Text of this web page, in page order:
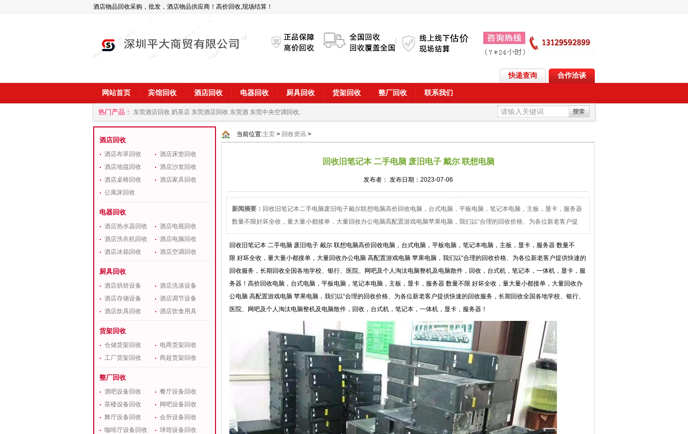
酒店物品回收采购，批发，酒店物品供应商！高价回收,现场结算！
快递查询 合作洽谈
网站首页 宾馆回收 酒店回收 电器回收 厨具回收 货架回收 整厂回收 联系我们
热门产品： 东莞酒店回收 奶茶店 东莞酒店回收 东莞酒 东莞中央空调回收,
商 深圳酒店用品回收公司
酒店回收
酒店布草回收
酒店床垫回收
酒店地毯回收
酒店沙发回收
酒店桌椅回收
酒店家具回收
公寓床回收
电器回收
酒店热水器回收
酒店电视回收
酒店洗衣机回收
酒店电脑回收
酒店冰箱回收
酒店空调回收
厨具回收
酒店烘焙设备
酒店洗涤设备
酒店存储设备
酒店调节设备
酒店炊具回收
酒店饮食用具
货架回收
仓储货架回收
电商货架回收
工厂货架回收
商超货架回收
整厂回收
酒吧设备回收
餐厅设备回收
茶楼设备回收
网吧设备回收
舞厅设备回收
会所设备回收
咖啡厅设备回收
球馆设备回收
当前位置:主页 > 回收资讯 >
回收旧笔记本 二手电脑 废旧电子 戴尔 联想电脑
发布者： 发布日期：2023-07-06
新闻摘要： 回收旧笔记本二手电脑废旧电子戴尔联想电脑高价回收电脑，台式电脑，平板电脑，笔记本电脑，主板，显卡，服务器
数量不限好坏全收，量大量小都接单，大量回收办公电脑高配置游戏电脑苹果电脑，我们以“合理的回收价格、为各位新老客户提
回收旧笔记本 二手电脑 废旧电子 戴尔 联想电脑高价回收电脑，台式电脑，平板电脑，笔记本电脑，主板，显卡，服务器 数量不
限 好坏全收，量大量小都接单，大量回收办公电脑 高配置游戏电脑 苹果电脑，我们以“合理的回收价格、为各位新老客户提供快速的
回收服务，长期回收全国各地学校、银行、医院、网吧及个人淘汰电脑整机及电脑散件，回收，台式机，笔记本，一体机，显卡，服
务器！高价回收电脑，台式电脑，平板电脑，笔记本电脑，主板，显卡，服务器 数量不限 好坏全收，量大量小都接单，大量回收办
公电脑 高配置游戏电脑 苹果电脑，我们以“合理的回收价格、为各位新老客户提供快速的回收服务，长期回收全国各地学校、银行、
医院、网吧及个人淘汰电脑整机及电脑散件，回收，台式机，笔记本，一体机，显卡，服务器！